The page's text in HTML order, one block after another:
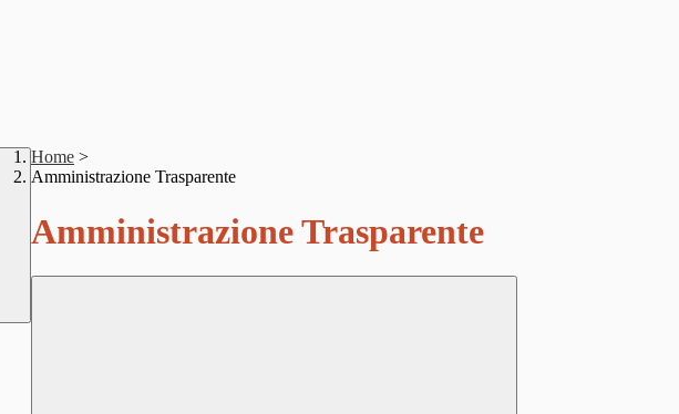
Home >
Amministrazione Trasparente
Amministrazione Trasparente